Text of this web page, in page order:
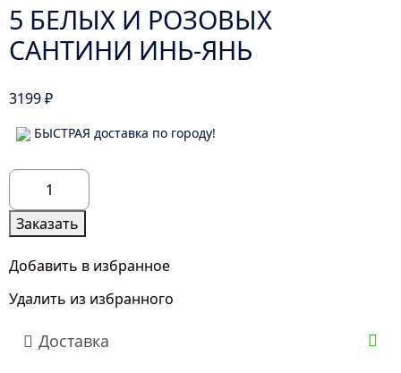
5 БЕЛЫХ И РОЗОВЫХ
САНТИНИ ИНЬ-ЯНЬ
3199₽
БЫСТРАЯ доставка по городу!
Количество
товара
5
Белых
и
Сантини
Янь
Заказать
Добавить в избранное
Удалить из избранного
Доставка